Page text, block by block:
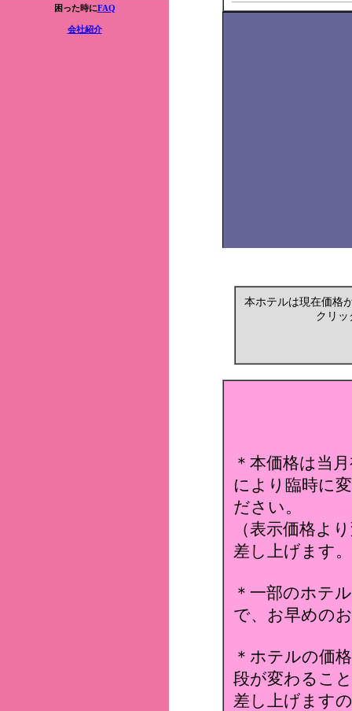
困った時にFAQ
会社紹介
本ホテルは現在価格
クリッ
＊本価格は当
により臨時に
ださい。
（表示価格よ
差し上げます
＊一部のホテ
で、お早めの
＊ホテルの価
段が変わるこ
差し上げます